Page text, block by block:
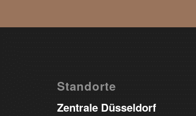
Standorte
Zentrale Düsseldorf